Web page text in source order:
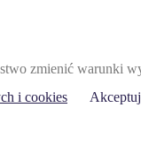
zmienić warunki
i cookies